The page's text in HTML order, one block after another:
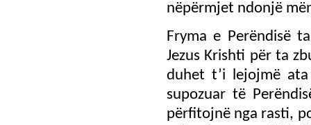
nëpërmjet ndonjë
Fryma e Perëndisë
Jezus Krishti për ta
duhet t’i lejojmë
supozuar të
përfitojnë nga rasti,